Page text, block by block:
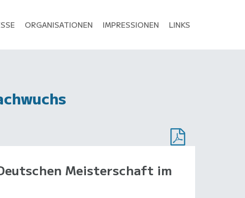
ORGANISATIONEN IMPRESSIONEN LINKS
Meisterschaft im